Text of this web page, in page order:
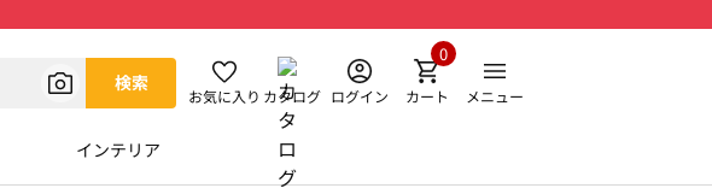
検索
お気に入り カタログ ログイン カート
0
メニュー
インテリア